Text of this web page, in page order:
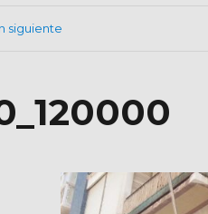
siguiente